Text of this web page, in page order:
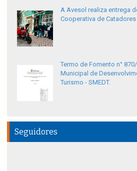
A Avesol realiza entrega
Cooperativa de
Termo de Fomento n°
Municipal de
Turismo - SMEDT.
Seguidores